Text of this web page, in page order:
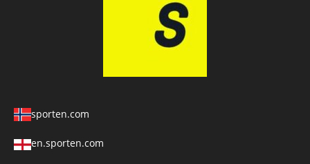
sporten.com
en.sporten.com